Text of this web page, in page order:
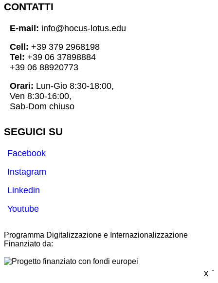
x
CONTATTI
E-mail: info@hocus-lotus.edu
Cell: +39 379 2968198
Tel: +39 06 37898884
+39 06 88920773
Orari: Lun-Gio 8:30-18:00,
Ven 8:30-16:00,
Sab-Dom chiuso
SEGUICI SU
Facebook
Instagram
Linkedin
Youtube
Programma Digitalizzazione e Internazionalizzazione
Finanziato da:
-